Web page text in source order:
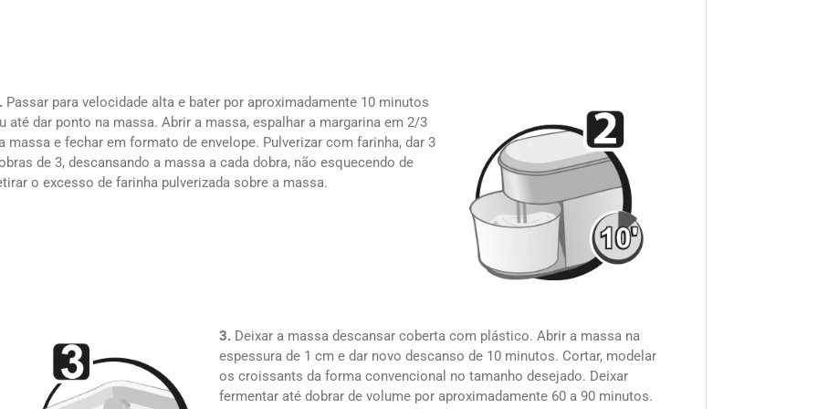
Passar para velocidade alta e bater por aproximadamente 10 minutos
até dar ponto na massa. Abrir a massa, espalhar a margarina em 2/3
massa e fechar em formato de envelope. Pulverizar com farinha, dar 3
de 3, descansando a massa a cada dobra, não esquecendo de
o excesso de farinha pulverizada sobre a massa.
3. Deixar a massa descansar coberta com plástico. Abrir a massa na
espessura de 1 cm e dar novo descanso de 10 minutos. Cortar, modelar
os croissants da forma convencional no tamanho desejado. Deixar
fermentar até dobrar de volume por aproximadamente 60 a 90 minutos.